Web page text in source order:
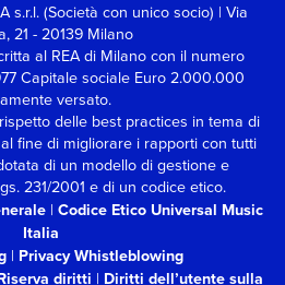
s.r.l. (Società con unico socio) | Via
21 - 20139 Milano
al REA di Milano con il numero
Capitale sociale Euro 2.000.000
versato.
delle best practices in tema di
fine di migliorare i rapporti con tutti
di un modello di gestione e
231/2001 e di un codice etico.
| Codice Etico Universal Music
Italia
| Privacy Whistleblowing
diritti | Diritti dell’utente sulla